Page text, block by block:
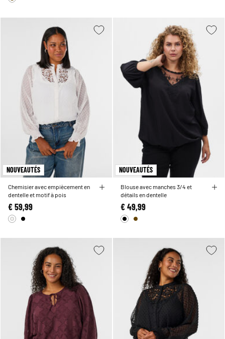
NOUVEAUTÉS
Chemisier avec empiècement en
dentelle et motif à pois
€ 59,99
NOUVEAUTÉS
Blouse avec manches 3/4 et
détails en dentelle
€ 49,99